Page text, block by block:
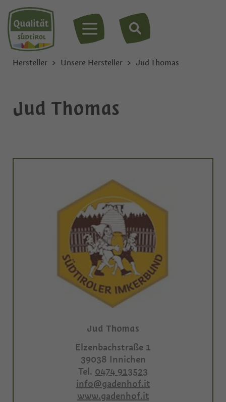
MENÜ
Hersteller Unsere Hersteller Jud Thomas
Jud Thomas
Jud Thomas
Elzenbachstraße 1
39038 Innichen
Tel. 0474 913523
info@gadenhof.it
www.gadenhof.it